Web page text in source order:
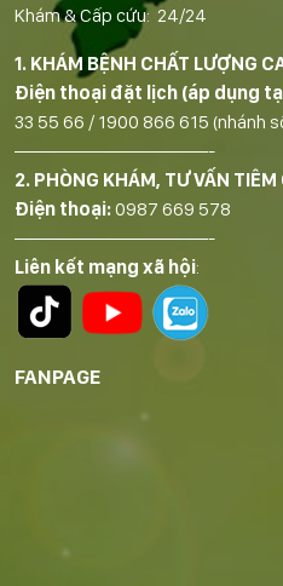
Khám & Cấp cứu: 24/24
1. KHÁM BỆNH CHẤT LƯỢNG
Điện thoại đặt lịch (áp dụng
33 55 66 / 1900 866 615 (nhánh
——————————-
2. PHÒNG KHÁM, TƯ VẤN TIÊM
Điện thoại:0987 669 578
——————————-
Liên kết mạng xã hội:
FANPAGE